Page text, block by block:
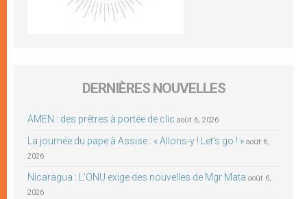
DERNIÈRES NOUVELLES
AMEN : des prêtres à portée de clic août 6, 2026
La journée du pape à Assise : « Allons-y ! Let’s go ! » août 6,
2026
Nicaragua : L’ONU exige des nouvelles de Mgr Mata août 6,
2026